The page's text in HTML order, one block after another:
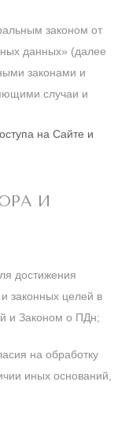
законом от
данных» (далее
законами и
случаи и
на Сайте и
И
достижения
законных целей в
и Законом о ПДн;
на обработку
иных оснований,